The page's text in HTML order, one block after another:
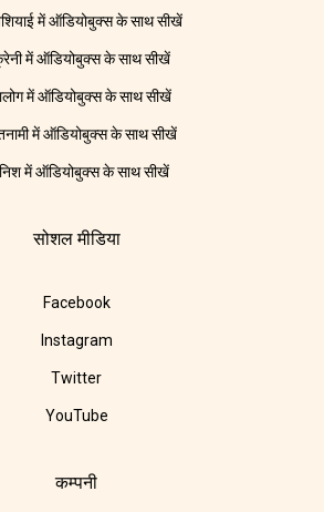
में ऑडियोबुक्स के साथ सीखें
में ऑडियोबुक्स के साथ सीखें
में ऑडियोबुक्स के साथ सीखें
में ऑडियोबुक्स के साथ सीखें
में ऑडियोबुक्स के साथ सीखें
सोशल मीडिया
Facebook
Instagram
Twitter
YouTube
कम्पनी